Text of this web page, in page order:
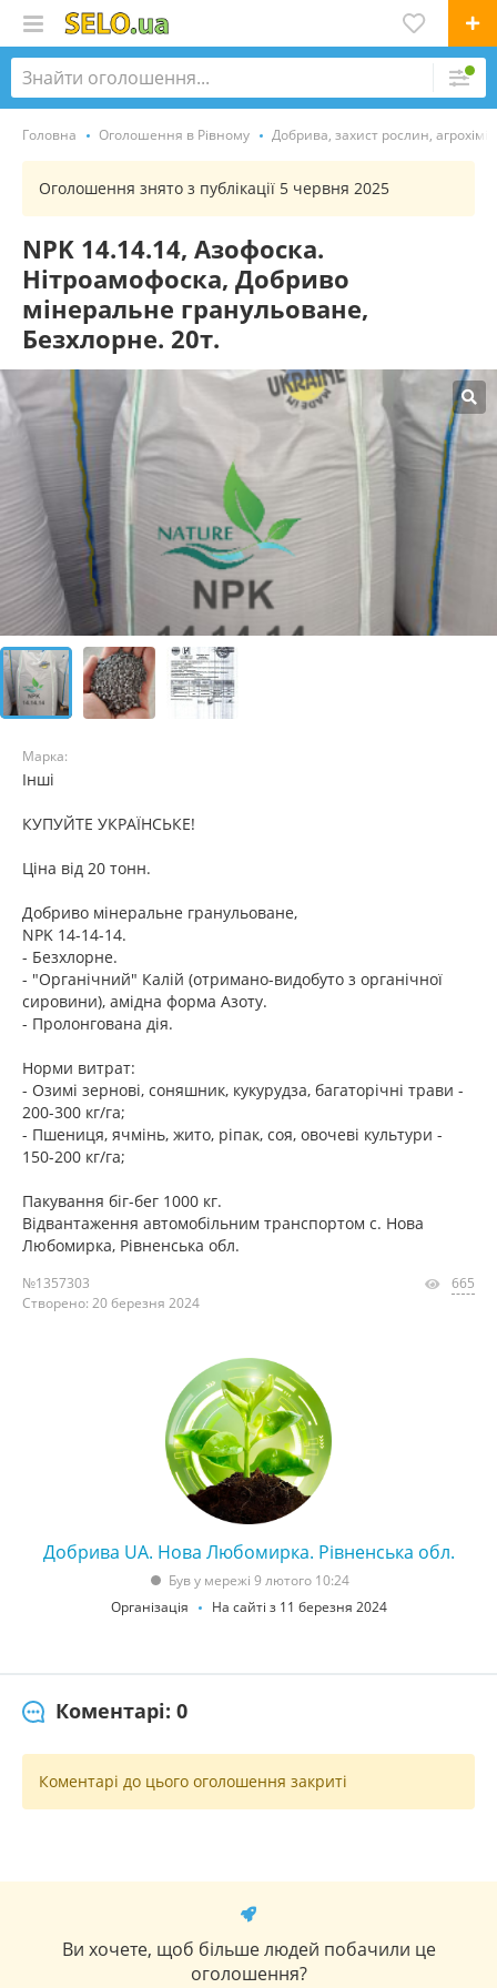
Головна Оголошення в Рівному Добрива, захист рослин, агрохімія
Оголошення знято з публікації 5 червня 2025
NPK 14.14.14, Азофоска.
Нітроамофоска, Добриво
мінеральне гранульоване,
Безхлорне. 20т.
Марка:
Інші
КУПУЙТЕ УКРАЇНСЬКЕ!
Ціна від 20 тонн.
Добриво мінеральне гранульоване,
NPK 14-14-14.
- Безхлорне.
- "Органічний" Калій (отримано-видобуто з органічної
сировини), амідна форма Азоту.
- Пролонгована дія.
Норми витрат:
- Озимі зернові, соняшник, кукурудза, багаторічні трави -
200-300 кг/га;
- Пшениця, ячмінь, жито, ріпак, соя, овочеві культури -
150-200 кг/га;
Пакування біг-бег 1000 кг.
Відвантаження автомобільним транспортом с. Нова
Любомирка, Рівненська обл.
№1357303
Створено: 20 березня 2024
665
Добрива UA. Нова Любомирка. Рівненська обл.
Був у мережі 9 лютого 10:24
Організація
На сайті з 11 березня 2024
Коментарі: 0
Коментарі до цього оголошення закриті
Ви хочете, щоб більше людей побачили це
оголошення?